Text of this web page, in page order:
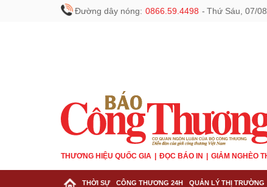
Đường dây nóng: 0866.59.4498 - Thứ Sáu, 07/
THƯƠNG HIỆU QUỐC GIA ĐỌC BÁO IN GIẢM NGHÈO
THỜI SỰ CÔNG THƯƠNG 24H QUẢN LÝ THỊ TRƯỜNG